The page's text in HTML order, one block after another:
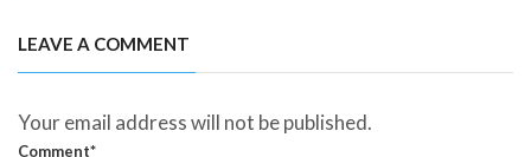
LEAVE A COMMENT
Your email address will not be published.
Comment*